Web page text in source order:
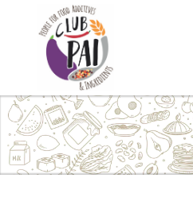
Skip to content